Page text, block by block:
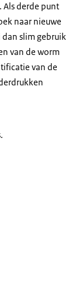
derde punt
naar nieuwe
slim gebruik
van de worm
van de